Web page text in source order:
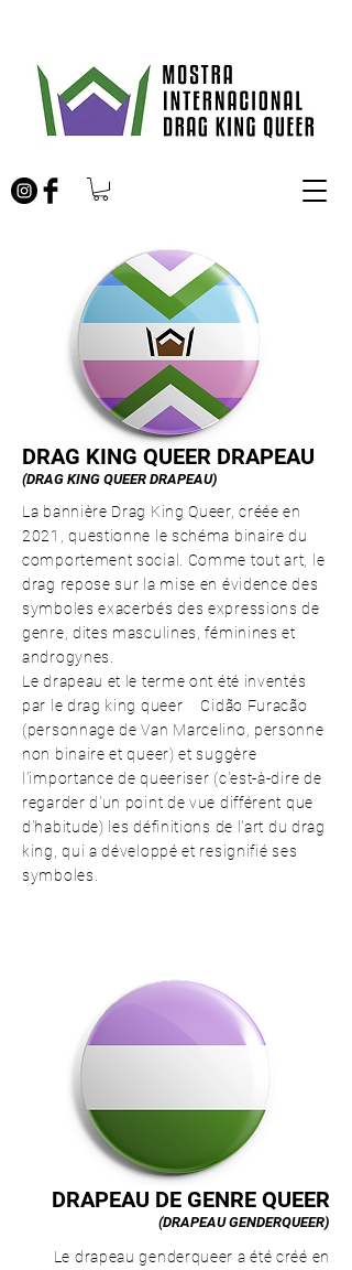
DRAG KING QUEER DRAPEAU
(DRAG KING QUEER DRAPEAU)
La bannière Drag King Queer, créée en
2021, questionne le schéma binaire du
comportement social. Comme tout art, le
drag repose sur la mise en évidence des
symboles exacerbés des expressions de
genre, dites masculines, féminines et
androgynes.
Le drapeau et le terme ont été inventés
par le drag king queer
Cidão Furacão
(personnage de Van Marcelino, personne
non binaire et queer) et suggère
l'importance de queeriser (c'est-à-dire de
regarder d'un point de vue différent que
d'habitude) les définitions de l'art du drag
king, qui a développé et resignifié ses
symboles.
DRAPEAU DE GENRE QUEER
(DRAPEAU GENDERQUEER)
Le drapeau genderqueer a été créé en